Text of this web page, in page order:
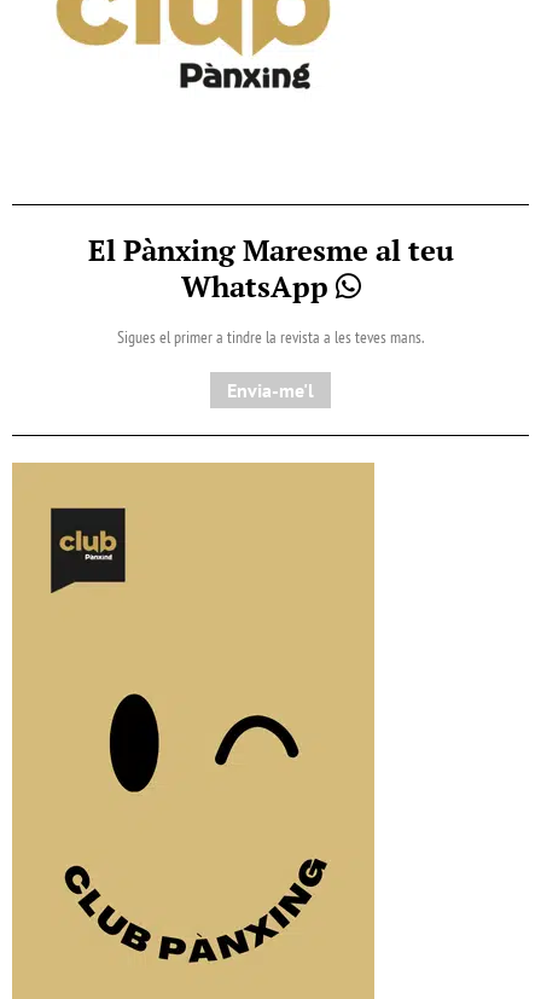
El Pànxing Maresme al teu
WhatsApp
Sigues el primer a tindre la revista a les teves mans.
Envia-me'l